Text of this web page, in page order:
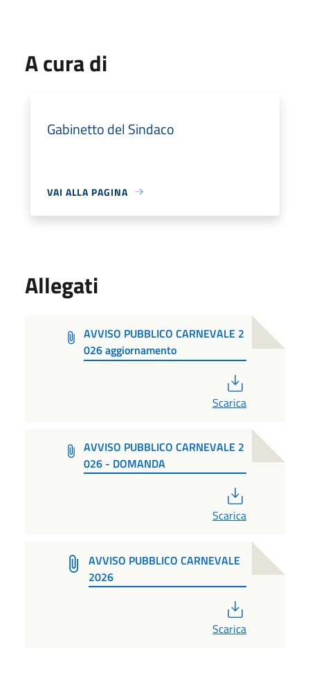
A cura di
Gabinetto del Sindaco
VAI ALLA PAGINA
Allegati
AVVISO PUBBLICO CARNEVALE 2
026 aggiornamento
Scarica
AVVISO PUBBLICO CARNEVALE 2
026 - DOMANDA
Scarica
AVVISO PUBBLICO CARNEVALE
2026
Scarica